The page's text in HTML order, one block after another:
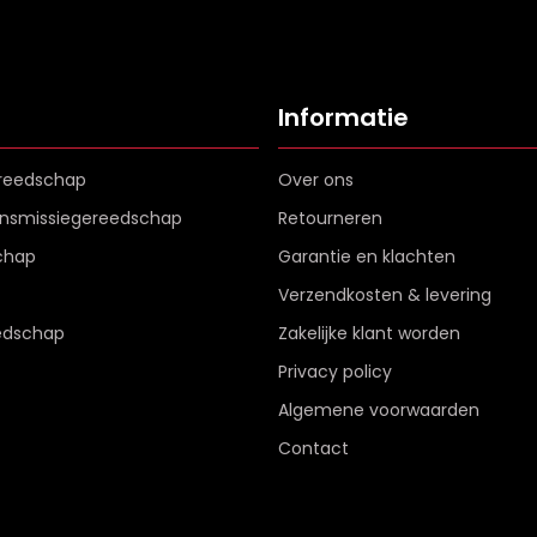
Informatie
Over ons
Retourneren
Garantie en klachten
Verzendkosten & levering
Zakelijke klant worden
Privacy policy
Algemene voorwaarden
Contact